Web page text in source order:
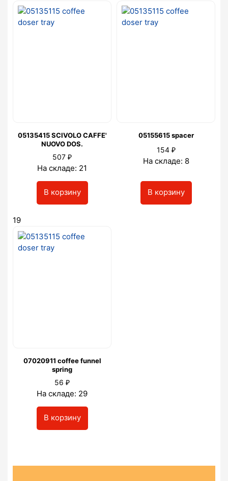
05135415 SCIVOLO CAFFE'
NUOVO DOS.
507 ₽
На складе: 21
В корзину
05155615 spacer
154 ₽
На складе: 8
В корзину
19
07020911 coffee funnel
spring
56 ₽
На складе: 29
В корзину